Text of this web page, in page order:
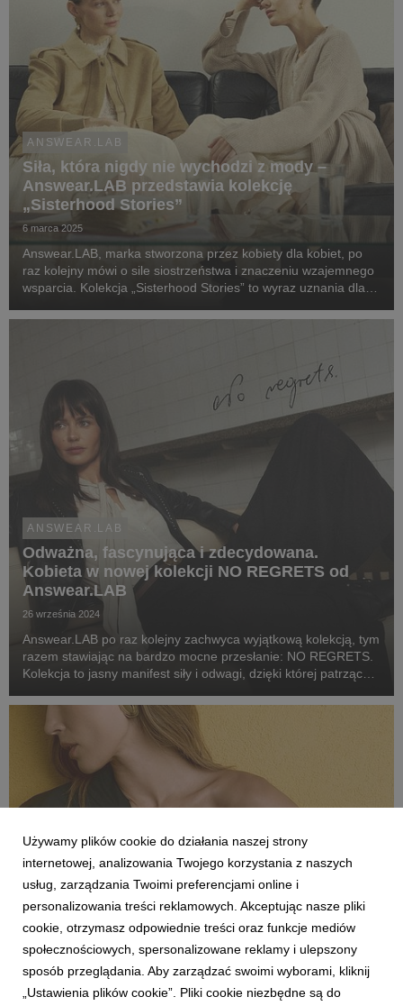
ANSWEAR.LAB
Siła, która nigdy nie wychodzi z mody –
Answear.LAB przedstawia kolekcję
„Sisterhood Stories”
6 marca 2025
Answear.LAB, marka stworzona przez kobiety dla kobiet, po
raz kolejny mówi o sile siostrzeństwa i znaczeniu wzajemnego
wsparcia. Kolekcja „Sisterhood Stories” to wyraz uznania dla
podzielić się tym doświadczeniem z...
ANSWEAR.LAB
Odważna, fascynująca i zdecydowana.
Kobieta w nowej kolekcji NO REGRETS od
Answear.LAB
26 września 2024
Answear.LAB po raz kolejny zachwyca wyjątkową kolekcją, tym
razem stawiając na bardzo mocne przesłanie: NO REGRETS.
Kolekcja to jasny manifest siły i odwagi, dzięki której patrząc
Marta Dyks – top modelka, m...
ANSWEAR.LAB
Zatrzymaj energię lata na jak długo
zapragniesz, z kolekcją BRIGHT & LIGHT od
Answear.LAB
22 sierpnia 2024
Używamy plików cookie do działania naszej strony
internetowej, analizowania Twojego korzystania z naszych
usług, zarządzania Twoimi preferencjami online i
personalizowania treści reklamowych. Akceptując nasze pliki
cookie, otrzymasz odpowiednie treści oraz funkcje mediów
społecznościowych, spersonalizowane reklamy i ulepszony
sposób przeglądania. Aby zarządzać swoimi wyborami, kliknij
„Ustawienia plików cookie”. Pliki cookie niezbędne są do